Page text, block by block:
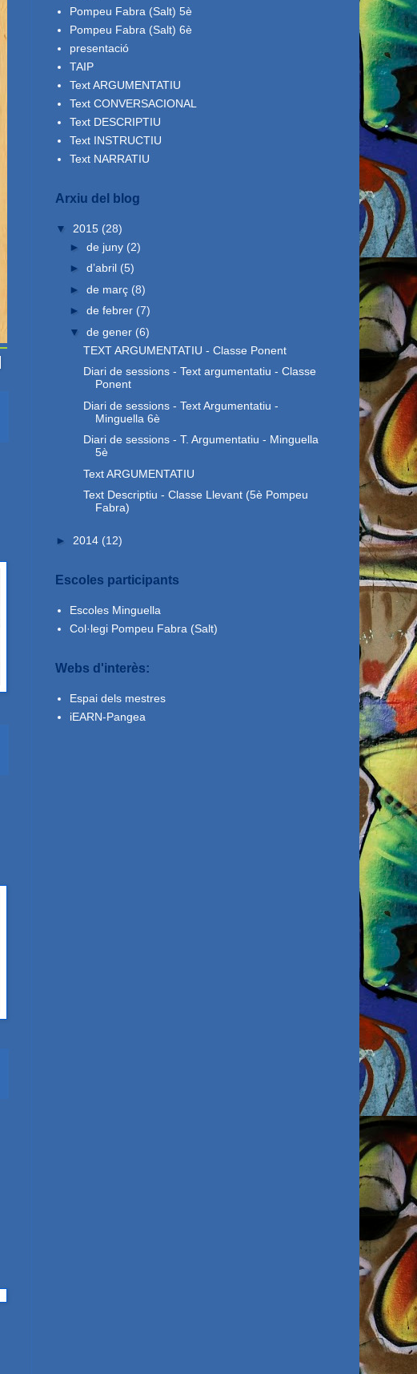
Pompeu Fabra (Salt) 5è
Pompeu Fabra (Salt) 6è
presentació
TAIP
Text ARGUMENTATIU
Text CONVERSACIONAL
Text DESCRIPTIU
Text INSTRUCTIU
Text NARRATIU
Arxiu del blog
▼ 2015 (28)
► de juny (2)
► d’abril (5)
► de març (8)
► de febrer (7)
▼ de gener (6)
TEXT ARGUMENTATIU - Classe Ponent
Diari de sessions - Text argumentatiu - Classe
Ponent
Diari de sessions - Text Argumentatiu -
Minguella 6è
Diari de sessions - T. Argumentatiu - Minguella
5è
Text ARGUMENTATIU
Text Descriptiu - Classe Llevant (5è Pompeu
Fabra)
► 2014 (12)
Escoles participants
Escoles Minguella
Col·legi Pompeu Fabra (Salt)
Webs d'interès:
Espai dels mestres
iEARN-Pangea